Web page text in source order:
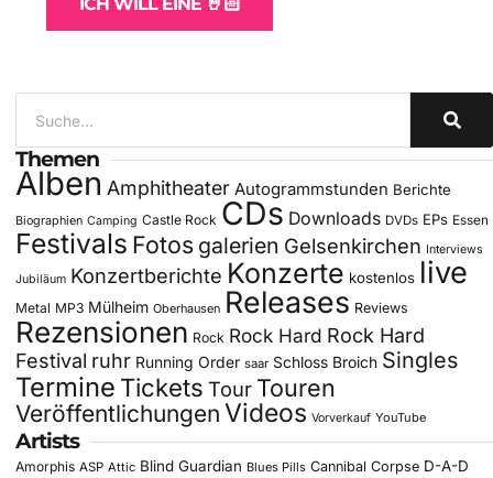
Themen
Alben Amphitheater Autogrammstunden Berichte
Biographien Camping Castle Rock CDs Downloads DVDs EPs Essen
Festivals Fotos galerien Gelsenkirchen Interviews
Jubiläum Konzertberichte Konzerte kostenlos live
Metal MP3 Mülheim Oberhausen Releases Reviews
Rezensionen Rock Rock Hard Rock Hard
Festival ruhr Running Order saar Schloss Broich Singles
Termine Tickets Tour Touren
Veröffentlichungen Videos Vorverkauf YouTube
Artists
Amorphis ASP Attic Blind Guardian Blues Pills Cannibal Corpse D-A-D